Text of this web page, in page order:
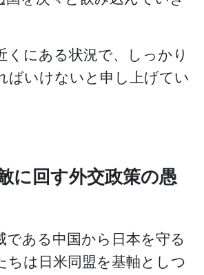
くにある状況で、しっかり
ばいけないと申し上げてい
に回す外交政策の愚
である中国から日本を守る
ちは日米同盟を基軸としつ